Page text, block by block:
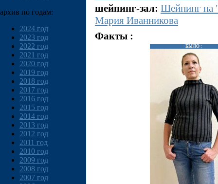
архив по годам:
2024 год
2023 год
2022 год
2021 год
2020 год
2019 год
2018 год
2017 год
2016 год
2015 год
2014 год
2013 год
2012 год
2011 год
2010 год
2009 год
2008 год
2007 год
шейпинг-зал: Шейпинг на
Мария Иванникова
Факты :
БЫЛО :